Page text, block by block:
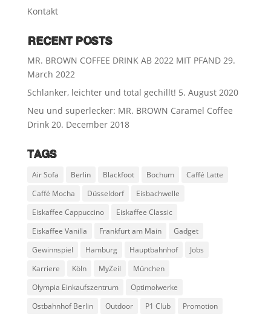
Kontakt
RECENT POSTS
MR. BROWN COFFEE DRINK AB 2022 MIT PFAND 29.
March 2022
Schlanker, leichter und total gechillt! 5. August 2020
Neu und superlecker: MR. BROWN Caramel Coffee
Drink 20. December 2018
TAGS
Air Sofa Berlin Blackfoot Bochum
Caffé Latte
Caffé Mocha
Düsseldorf
Eisbachwelle
Eiskaffee Cappuccino
Eiskaffee Classic
Eiskaffee Vanilla
Frankfurt am Main
Gadget
Gewinnspiel
Hamburg Hauptbahnhof
Jobs
Karriere
Köln MyZeil
München
Olympia Einkaufszentrum
Optimolwerke
Ostbahnhof Berlin
Outdoor P1 Club Promotion